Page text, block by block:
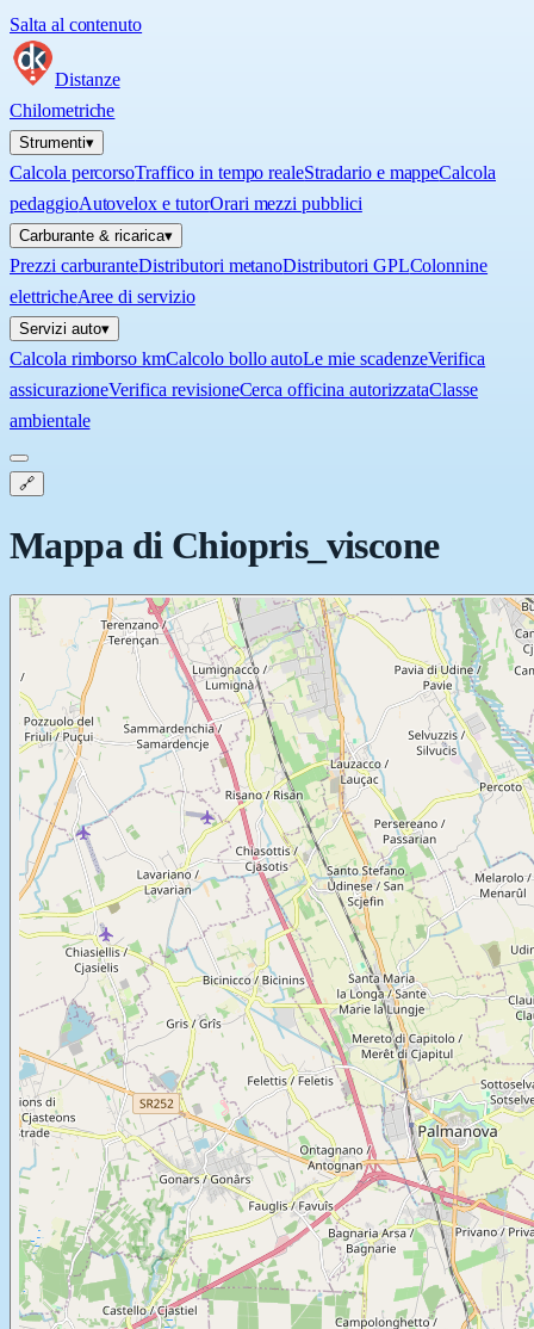
Salta al contenuto
Distanze
Chilometriche
Strumenti▾
Calcola percorsoTraffico in tempo realeStradario e mappeCalcola
pedaggioAutovelox e tutorOrari mezzi pubblici
Carburante & ricarica▾
Prezzi carburanteDistributori metanoDistributori GPLColonnine
elettricheAree di servizio
Servizi auto▾
Calcola rimborso kmCalcolo bollo autoLe mie scadenzeVerifica
assicurazioneVerifica revisioneCerca officina autorizzataClasse
ambientale
🔗
Mappa di Chiopris_viscone